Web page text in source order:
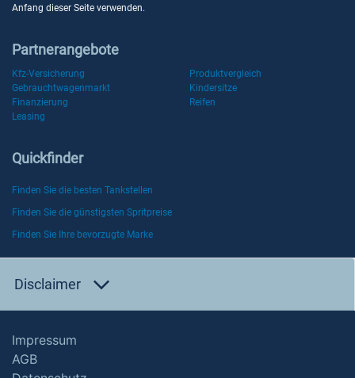
Anfang dieser Seite verwenden.
Partnerangebote
Kfz-Versicherung
Produktvergleich
Gebrauchtwagenmarkt
Kindersitze
Finanzierung
Reifen
Leasing
Quickfinder
Finden Sie die besten Tankstellen
Finden Sie die günstigsten Spritpreise
Finden Sie Ihre bevorzugte Marke
Disclaimer
Impressum
AGB